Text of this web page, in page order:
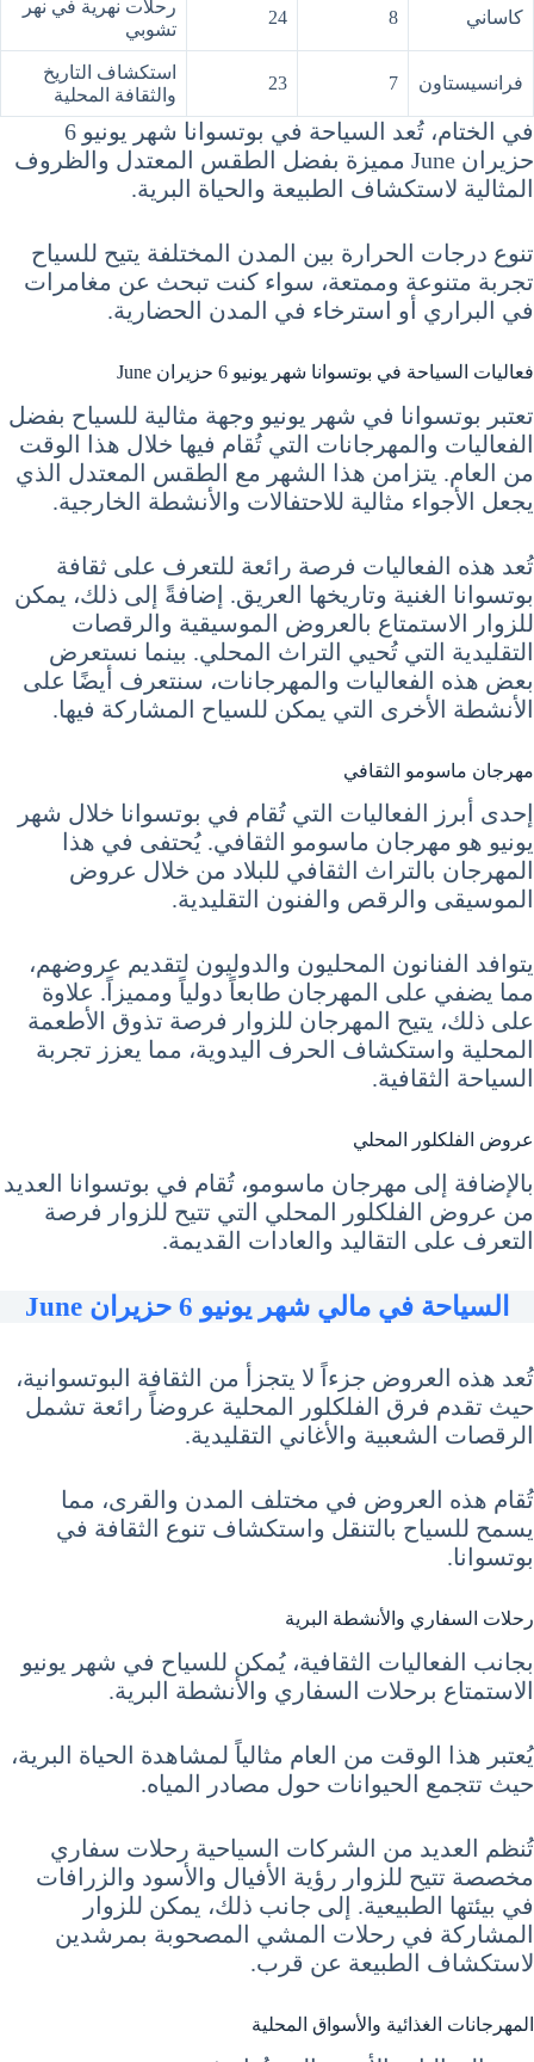
كاساني 8
24
رحلات نهرية في نهر
تشوبي
فرانسيستاون 7
23
استكشاف التاريخ
والثقافة المحلية
في الختام، تُعد السياحة في بوتسوانا شهر يونيو 6
حزيران June مميزة بفضل الطقس المعتدل والظروف
المثالية لاستكشاف الطبيعة والحياة البرية.
تنوع درجات الحرارة بين المدن المختلفة يتيح للسياح
تجربة متنوعة وممتعة، سواء كنت تبحث عن مغامرات
في البراري أو استرخاء في المدن الحضارية.
فعاليات السياحة في بوتسوانا شهر يونيو 6 حزيران June
تعتبر بوتسوانا في شهر يونيو وجهة مثالية للسياح بفضل
الفعاليات والمهرجانات التي تُقام فيها خلال هذا الوقت
من العام. يتزامن هذا الشهر مع الطقس المعتدل الذي
يجعل الأجواء مثالية للاحتفالات والأنشطة الخارجية.
تُعد هذه الفعاليات فرصة رائعة للتعرف على ثقافة
بوتسوانا الغنية وتاريخها العريق. إضافةً إلى ذلك، يمكن
للزوار الاستمتاع بالعروض الموسيقية والرقصات
التقليدية التي تُحيي التراث المحلي. بينما نستعرض
بعض هذه الفعاليات والمهرجانات، سنتعرف أيضًا على
الأنشطة الأخرى التي يمكن للسياح المشاركة فيها.
مهرجان ماسومو الثقافي
إحدى أبرز الفعاليات التي تُقام في بوتسوانا خلال شهر
يونيو هو مهرجان ماسومو الثقافي. يُحتفى في هذا
المهرجان بالتراث الثقافي للبلاد من خلال عروض
الموسيقى والرقص والفنون التقليدية.
يتوافد الفنانون المحليون والدوليون لتقديم عروضهم،
مما يضفي على المهرجان طابعاً دولياً ومميزاً. علاوة
على ذلك، يتيح المهرجان للزوار فرصة تذوق الأطعمة
المحلية واستكشاف الحرف اليدوية، مما يعزز تجربة
السياحة الثقافية.
عروض الفلكلور المحلي
بالإضافة إلى مهرجان ماسومو، تُقام في بوتسوانا العديد
من عروض الفلكلور المحلي التي تتيح للزوار فرصة
التعرف على التقاليد والعادات القديمة.
السياحة في مالي شهر يونيو 6 حزيران June
تُعد هذه العروض جزءاً لا يتجزأ من الثقافة البوتسوانية،
حيث تقدم فرق الفلكلور المحلية عروضاً رائعة تشمل
الرقصات الشعبية والأغاني التقليدية.
تُقام هذه العروض في مختلف المدن والقرى، مما
يسمح للسياح بالتنقل واستكشاف تنوع الثقافة في
بوتسوانا.
رحلات السفاري والأنشطة البرية
بجانب الفعاليات الثقافية، يُمكن للسياح في شهر يونيو
الاستمتاع برحلات السفاري والأنشطة البرية.
يُعتبر هذا الوقت من العام مثالياً لمشاهدة الحياة البرية،
حيث تتجمع الحيوانات حول مصادر المياه.
تُنظم العديد من الشركات السياحية رحلات سفاري
مخصصة تتيح للزوار رؤية الأفيال والأسود والزرافات
في بيئتها الطبيعية. إلى جانب ذلك، يمكن للزوار
المشاركة في رحلات المشي المصحوبة بمرشدين
لاستكشاف الطبيعة عن قرب.
المهرجانات الغذائية والأسواق المحلية